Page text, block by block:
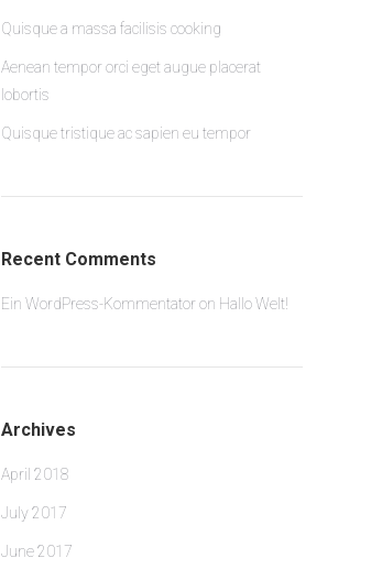
Quisque a massa facilisis cooking
Aenean tempor orci eget augue placerat
lobortis
Quisque tristique ac sapien eu tempor
Recent Comments
Ein WordPress-Kommentatoron Hallo Welt!
Archives
April 2018
July 2017
June 2017